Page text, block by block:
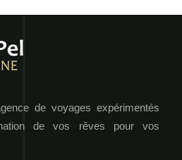
de voyages expérimentés
de vos rêves pour vos